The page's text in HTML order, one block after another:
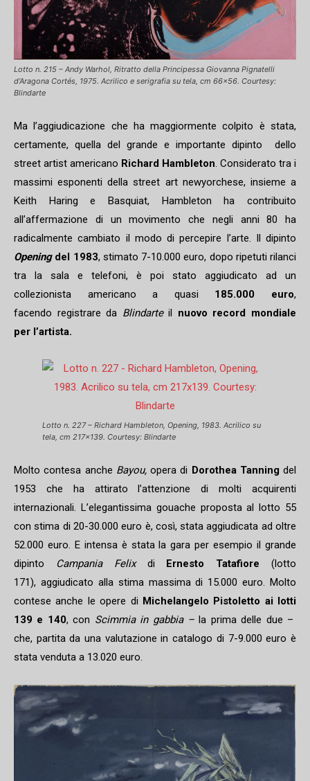
Lotto n. 215 – Andy Warhol, Ritratto della Principessa Giovanna Pignatelli
d’Aragona Cortés, 1975. Acrilico e serigrafia su tela, cm 66×56. Courtesy:
Blindarte
Ma l’aggiudicazione che ha maggiormente colpito è stata,
certamente, quella del grande e importante dipinto dello
street artist americano Richard Hambleton. Considerato tra i
massimi esponenti della street art newyorchese, insieme a
Keith Haring e Basquiat, Hambleton ha contribuito
all’affermazione di un movimento che negli anni 80 ha
radicalmente cambiato il modo di percepire l’arte. Il dipinto
Openingdel 1983, stimato 7-10.000 euro, dopo ripetuti rilanci
tra la sala e telefoni, è poi stato aggiudicato ad un
collezionista americano a quasi 185.000 euro,
facendo registrare da Blindarteil nuovo record mondiale
per l’artista.
Lotto n. 227 – Richard Hambleton, Opening, 1983. Acrilico su
tela, cm 217×139. Courtesy: Blindarte
Molto contesa anche Bayou, opera di Dorothea Tanning del
1953 che ha attirato l’attenzione di molti acquirenti
internazionali. L’elegantissima gouache proposta al lotto 55
con stima di 20-30.000 euro è, così, stata aggiudicata ad oltre
52.000 euro. E intensa è stata la gara per esempio il grande
dipinto Campania Felixdi Ernesto Tatafiore(lotto
171), aggiudicato alla stima massima di 15.000 euro. Molto
contese anche le opere di Michelangelo Pistoletto ai lotti
139 e 140, con Scimmia in gabbia –la prima delle due –
che, partita da una valutazione in catalogo di 7-9.000 euro è
stata venduta a 13.020 euro.